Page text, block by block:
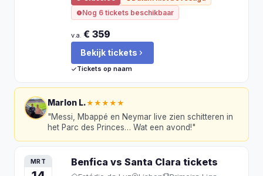
Nog 6 tickets beschikbaar
v.a. € 359
Bekijk tickets
Tickets op naam
Marlon L.★★★★★
"Messi, Mbappé en Neymar live zien schitteren in
het Parc des Princes… Wat een avond!"
MRT Benfica vs Santa Clara tickets